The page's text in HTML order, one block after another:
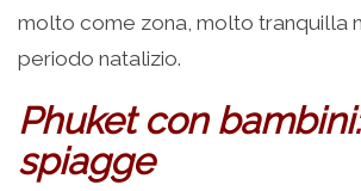
molto come zona, molto tranquilla
periodo natalizio.
Phuket con
spiagge